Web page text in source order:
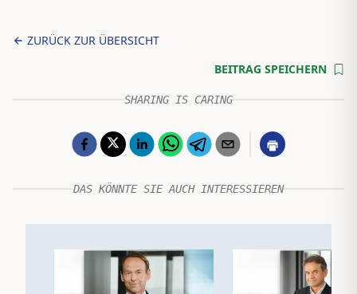
ZURÜCK ZUR ÜBERSICHT
BEITRAG SPEICHERN
SHARING IS CARING
DAS KÖNNTE SIE AUCH INTERESSIEREN